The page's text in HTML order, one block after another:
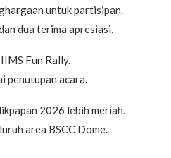
untuk partisipan.
dua terima apresiasi.
Fun Rally.
penutupan acara.
2026 lebih meriah.
area BSCC Dome.